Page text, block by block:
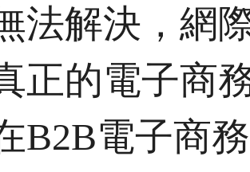
法解決，網
正的電子商
B2B電子商